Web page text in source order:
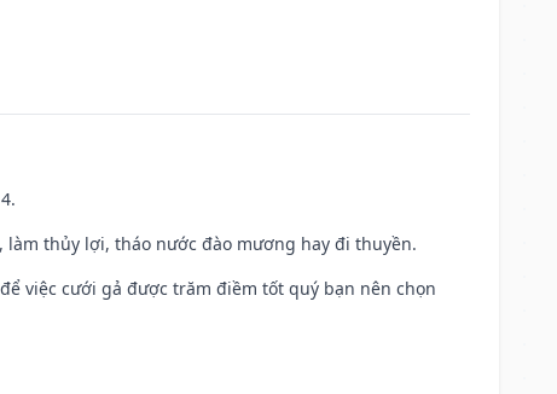
thủy lợi, tháo nước đào mương hay đi thuyền.
việc cưới gả được trăm điềm tốt quý bạn nên chọn